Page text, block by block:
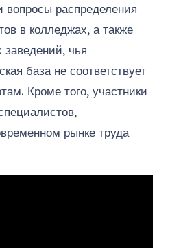
вопросы распределения
в колледжах, а также
чья
база не соответствует
Кроме того, участники
рынке труда